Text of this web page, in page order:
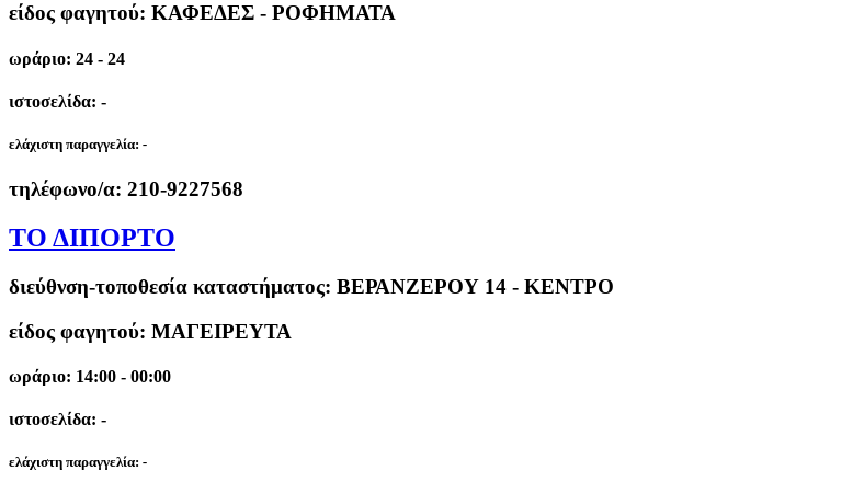
είδος φαγητού: ΚΑΦΕΔΕΣ - ΡΟΦΗΜΑΤΑ
ωράριο: 24 - 24
ιστοσελίδα: -
ελάχιστη παραγγελία: -
τηλέφωνο/α: 210-9227568
ΤΟ ΔΙΠΟΡΤΟ
διεύθνση-τοποθεσία καταστήματος: ΒΕΡΑΝΖΕΡΟΥ 14 - ΚΕΝΤΡΟ
είδος φαγητού: ΜΑΓΕΙΡΕΥΤΑ
ωράριο: 14:00 - 00:00
ιστοσελίδα: -
ελάχιστη παραγγελία: -